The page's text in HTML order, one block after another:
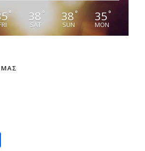
° 38 °
SAT
38 °
SUN
35°
MON
Μοιραστείτε